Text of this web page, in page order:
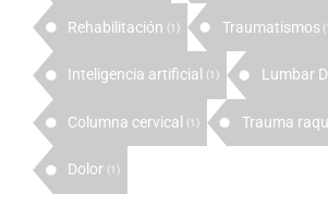
Rehabilitación (1) Traumatismos
Inteligencia artificial (1) Lumbar
Columna cervical (1) Trauma
Dolor (1)